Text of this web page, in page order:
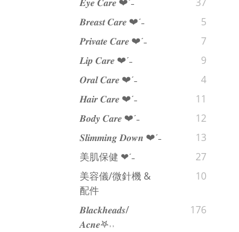
𝑩𝒓𝒆𝒂𝒔𝒕 𝑪𝒂𝒓𝒆 ❤︎‬ˊ‪‪˗
5
𝑷𝒓𝒊𝒗𝒂𝒕𝒆 𝑪𝒂𝒓𝒆 ❤︎‬ˊ‪‪˗
7
𝑳𝒊𝒑 𝑪𝒂𝒓𝒆 ❤︎‬ˊ‪‪˗
9
𝑶𝒓𝒂𝒍 𝑪𝒂𝒓𝒆 ❤︎‬ˊ‪‪˗
4
𝑯𝒂𝒊𝒓 𝑪𝒂𝒓𝒆 ❤︎‬ˊ‪‪˗
11
𝑩𝒐𝒅𝒚 𝑪𝒂𝒓𝒆 ❤︎‬ˊ‪‪˗
12
𝑺𝒍𝒊𝒎𝒎𝒊𝒏𝒈 𝑫𝒐𝒘𝒏 ❤︎‬ˊ‪‪˗
13
美肌保健 ❤︎‬ˊ‪‪˗
27
美容儀/微針機 &
配件
10
𝑩𝒍𝒂𝒄𝒌𝒉𝒆𝒂𝒅𝒔/
𝑨𝒄𝒏𝒆𖤐˒˒‪‪
176